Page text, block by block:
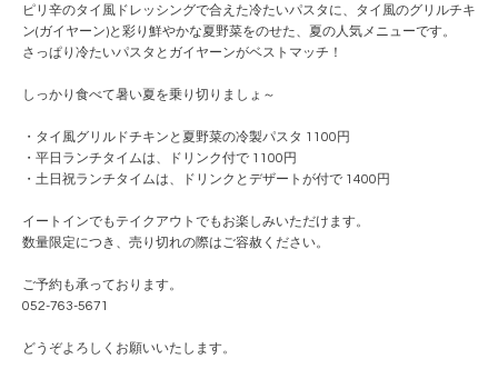
ピリ辛のタイ風ドレッシングで合えた冷たいパスタに、タイ風のグリルチキ
ン(ガイヤーン)と彩り鮮やかな夏野菜をのせた、夏の人気メニューです。
さっぱり冷たいパスタとガイヤーンがベストマッチ！
しっかり食べて暑い夏を乗り切りましょ～
・タイ風グリルドチキンと夏野菜の冷製パスタ 1100円
・平日ランチタイムは、ドリンク付で 1100円
・土日祝ランチタイムは、ドリンクとデザートが付で 1400円
イートインでもテイクアウトでもお楽しみいただけます。
数量限定につき、売り切れの際はご容赦ください。
ご予約も承っております。
052-763-5671
どうぞよろしくお願いいたします。